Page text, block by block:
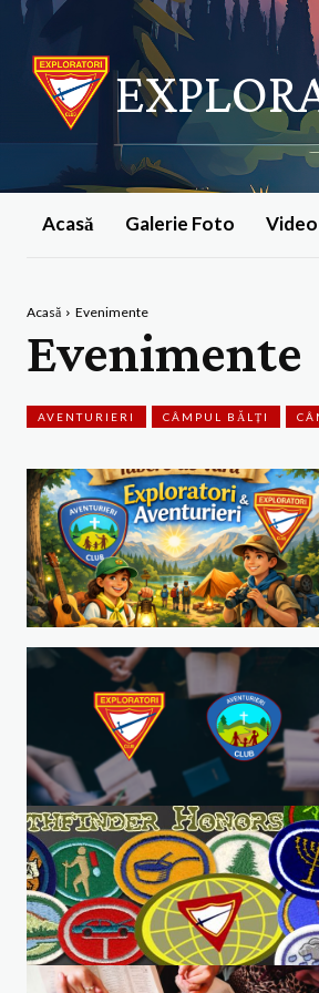
Acasă Galerie Foto Video
Acasă Evenimente
Evenimente
AVENTURIERI CÂMPUL BĂLȚI